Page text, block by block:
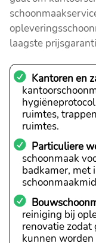
laagste
Kantoren en
ruimtes,
ruimtes.
Particuliere
schoonmaak
badkamer, met
reiniging bij
renovatie
kunnen worden